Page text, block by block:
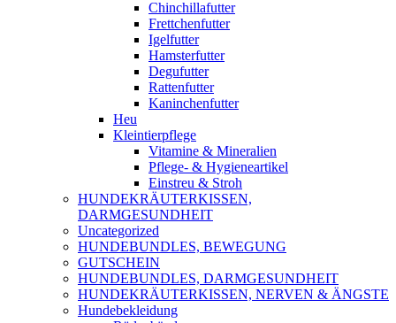
Chinchillafutter
Frettchenfutter
Igelfutter
Hamsterfutter
Degufutter
Rattenfutter
Kaninchenfutter
Heu
Kleintierpflege
Vitamine & Mineralien
Pflege- & Hygieneartikel
Einstreu & Stroh
HUNDEKRÄUTERKISSEN,
DARMGESUNDHEIT
Uncategorized
HUNDEBUNDLES, BEWEGUNG
GUTSCHEIN
HUNDEBUNDLES, DARMGESUNDHEIT
HUNDEKRÄUTERKISSEN, NERVEN & ÄNGSTE
Hundebekleidung